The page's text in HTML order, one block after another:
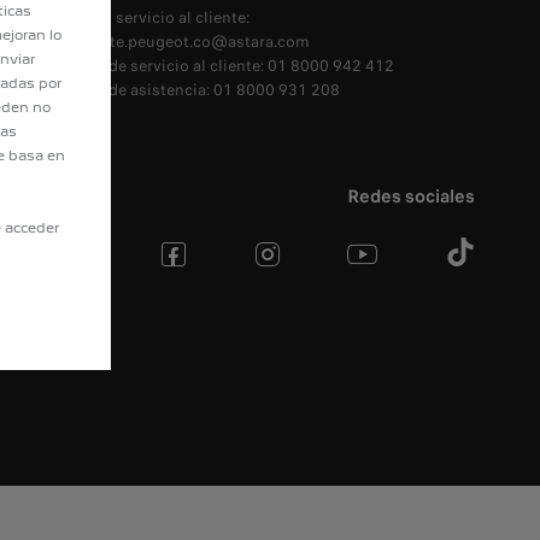
E-mail servicio al cliente:
scliente.peugeot.co@astara.com
Línea de servicio al cliente: 01 8000 942 412
Línea de asistencia: 01 8000 931 208
Redes sociales
lo
por
no
basa en